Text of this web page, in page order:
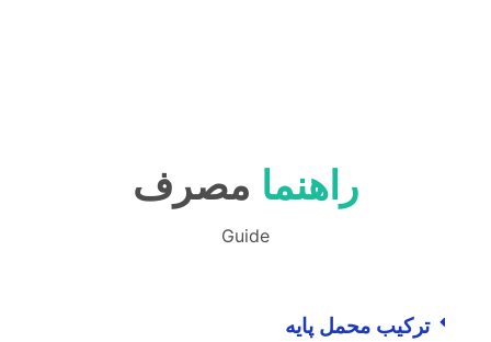
راهنما مصرف
Guide
ترکیب محمل پایه